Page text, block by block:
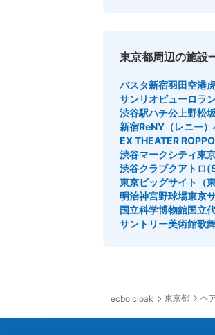
東京都周辺の施設
バスタ新宿羽田空港
サンリオピューロラ
渋谷駅ハチ公 上野松
新宿ReNY（レニー）
EX THEATER
渋谷マークシティ東
渋谷クラブクアトロ
東京ビッグサイト（
明治神宮野球場東京
国立科学博物館国立
サントリー美術館歌
ecbo cloak 東京都 ヘ